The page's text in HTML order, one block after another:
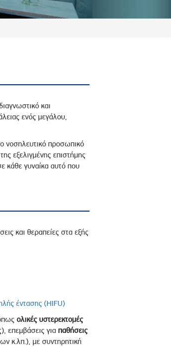
και
ενός μεγάλου,
νοσηλευτικό προσωπικό
εξελιγμένης επιστήμης
κάθε γυναίκα αυτό που
και θεραπείες στα εξής
έντασης (HIFU)
ολικές υστερεκτομές
επεμβάσεις για παθήσεις
κ.λπ.), με συντηρητική